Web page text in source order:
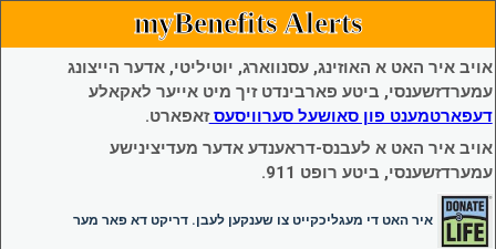
myBenefits Alerts
אויב איר האט א האוזינג, עסנווארג, יוטיליטי, אדער הייצונג
עמערדזשענסי, ביטע פארבינדט זיך מיט אייער לאקאלע
דעפארטמענט פון סאושעל סערוויסעסזאפארט.
אויב איר האט א לעבנס-דראענדע אדער מעדיצינישע
עמערדזשענסי, ביטע רופט 911.
איר האט די מעגליכקייט צו שענקען לעבן. דריקט דא פאר מער